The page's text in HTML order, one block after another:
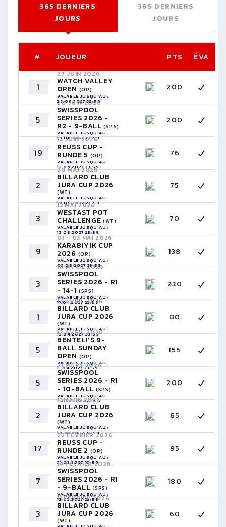
365 DERNIERS
JOURS
365 DERNIERS
JOURS
# JOUEUR PTS ÉVA
1
27 JUIN 2026
WATCH VALLEY
OPEN (OP)
VALABLE JUSQU'AU :
26.06.2027 23:59
200
5
20 JUIN 2026
SWISSPOOL
SERIES 2026 -
R2 - 9-BALL(SPS)
VALABLE JUSQU'AU :
19.06.2027 23:59
200
19
13 JUIN 2026
REUSS CUP -
RUNDE 5 (OP)
VALABLE JUSQU'AU :
12.06.2027 23:59
76
2
20 MAI 2026
BILLARD CLUB
JURA CUP 2026
(WT)
VALABLE JUSQU'AU :
19.05.2027 23:59
75
3
13 MAI 2026
WESTAST POT
CHALLENGE (WT)
VALABLE JUSQU'AU :
12.05.2027 23:59
70
9
01 - 03 MAI 2026
KARABIYIK CUP
2026 (OP)
VALABLE JUSQU'AU :
02.05.2027 23:59
138
3
18 AVRIL 2026
SWISSPOOL
SERIES 2026 - R1
- 14-1 (SPS)
VALABLE JUSQU'AU :
17.04.2027 23:59
230
1
14 AVRIL 2026
BILLARD CLUB
JURA CUP 2026
(WT)
VALABLE JUSQU'AU :
13.04.2027 23:59
80
5
12 AVRIL 2026
BENTELI'S 9-
BALL SUNDAY
OPEN (OP)
VALABLE JUSQU'AU :
11.04.2027 23:59
155
5
21 MARS 2026
SWISSPOOL
SERIES 2026 - R1
- 10-BALL (SPS)
VALABLE JUSQU'AU :
20.03.2027 23:59
200
2
11 MARS 2026
BILLARD CLUB
JURA CUP 2026
(WT)
VALABLE JUSQU'AU :
10.03.2027 23:59
65
17
22 FÉVRIER 2026
REUSS CUP -
RUNDE 2 (OP)
VALABLE JUSQU'AU :
21.02.2027 23:59
95
7
14 FÉVRIER 2026
SWISSPOOL
SERIES 2026 - R1
- 9-BALL(SPS)
VALABLE JUSQU'AU :
13.02.2027 23:59
180
3
11 FÉVRIER 2026
BILLARD CLUB
JURA CUP 2026
(WT)
60